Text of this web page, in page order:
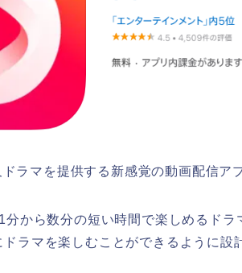
ラマを提供する新感覚の動画配信ア
分から数分の短い時間で楽しめるド
ラマを楽しむことができるように設